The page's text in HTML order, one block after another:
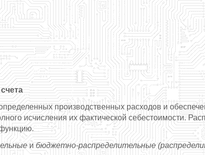
производственных расходов и
исчисления их фактической себестоимости.
ибюджетно-распределительные